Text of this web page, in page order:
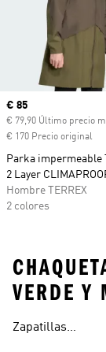
Precio actual
€ 85
€ 79,90 Último precio
€ 170 Precio original
Parka impermeable
2 Layer
Hombre TERREX
2 colores
VERDE Y
Zapatillas